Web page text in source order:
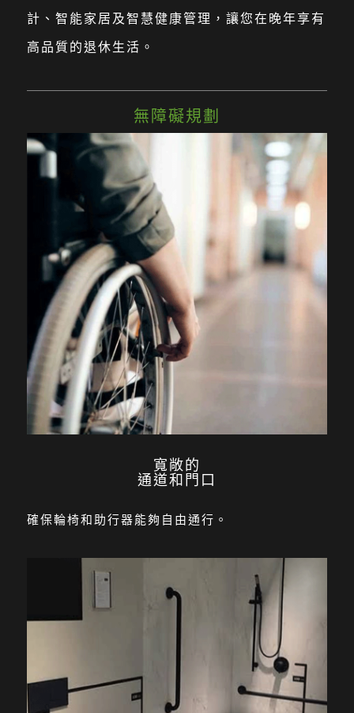
計、智能家居及智慧健康管理，讓您在晚年享有
高品質的退休生活。
無障礙規劃
寬敞的
通道和門口
確保輪椅和助行器能夠自由通行。